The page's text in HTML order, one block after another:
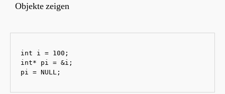
Objekte zeigen
int i = 100;
int* pi = &i;
pi = NULL;